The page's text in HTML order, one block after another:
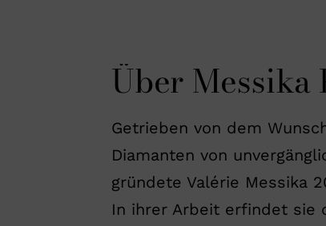
Über Messika
Getrieben von dem
Diamanten von
gründete Valérie Messika
In ihrer Arbeit erfindet sie